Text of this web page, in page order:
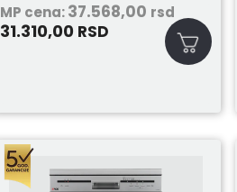
MP cena:37.568,00 rsd
31.310,00 RSD